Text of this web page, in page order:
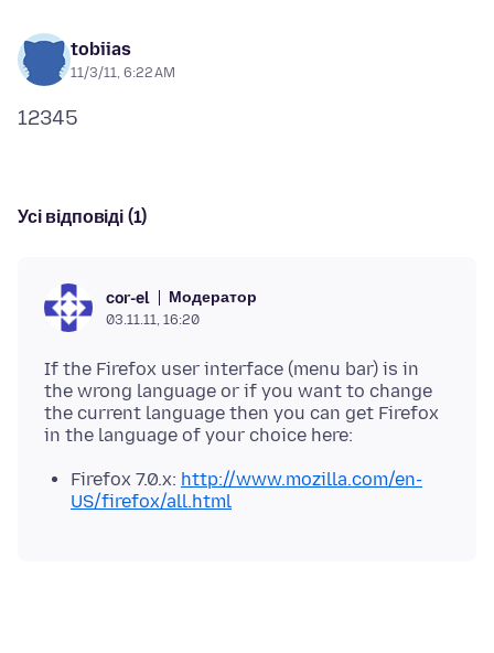
tobiias
11/3/11, 6:22 AM
Усі відповіді (1)
cor-el Модератор
03.11.11, 16:20
If the Firefox user interface (menu bar) is in
the wrong language or if you want to change
the current language then you can get Firefox
Firefox 7.0.x: http://www.mozilla.com/en-
US/firefox/all.html